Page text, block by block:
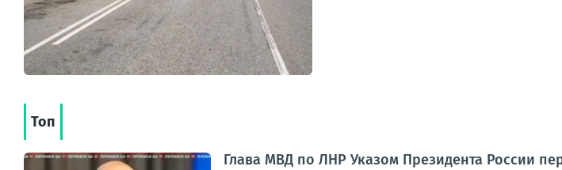
Топ
Глава МВД по ЛНР Указом Президента России